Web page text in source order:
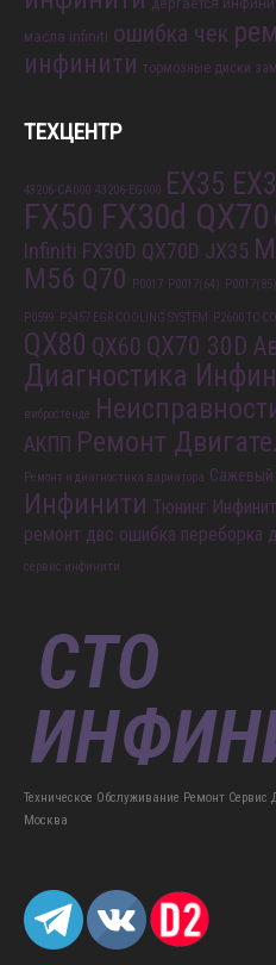
масла infiniti ошибка чек
инфинити тормозные диски
ТЕХЦЕНТР
43206-CA000 43206-EG000 EX35
FX50 FX30d QX70
Infiniti FX30D QX70D JX35
M56 Q70 P0017 P0017(64) P0017(85)
P0599 P2457 EGR COOLING SYSTEM P2600 TC
QX80 QX60 QX70 30D
Диагностика
вибростенде
АКПП Ремонт
Ремонт и диагностика вариатора Сажевый
Инфинити Тюнинг
ремонт двс ошибка переборка
сервис инфинити
Техническое Обслуживание Ремонт Сервис
Москва